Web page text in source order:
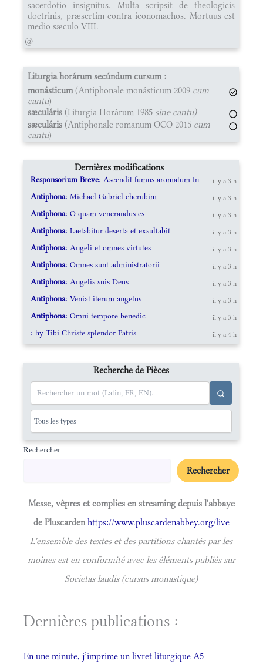
sacerdotio insignitus. Multa scripsit de theologicis
doctrinis, præsertim contra iconomachos. Mortuus est
medio sæculo VIII.
@
Liturgia horárum secúndum cursum :
monásticum(Antiphonale monásticum 2009 cum
cantu)
sæculáris (Liturgia Horárum 1985 sine cantu)
sæculáris (Antiphonale romanum OCO 2015 cum
cantu)
Dernières modifications
Responsorium Breve: Ascendit fumus aromatum In il y a 3 h
Antiphona: Michael Gabriel cherubim il y a 3 h
Antiphona: O quam venerandus es il y a 3 h
Antiphona: Laetabitur deserta et exsultabit il y a 3 h
Antiphona: Angeli et omnes virtutes il y a 3 h
Antiphona: Omnes sunt administratorii il y a 3 h
Antiphona: Angelis suis Deus il y a 3 h
Antiphona: Veniat iterum angelus il y a 3 h
Antiphona: Omni tempore benedic il y a 3 h
: hy Tibi Christe splendor Patris il y a 4 h
Recherche de Pièces
Rechercher
Rechercher
Messe, vêpres et complies en streaming depuis l'abbaye
de Pluscardenhttps://www.pluscardenabbey.org/live
L'ensemble des textes et des partitions chantés par les
moines est en conformité avec les éléments publiés sur
Societas laudis (cursus monastique)
Dernières publications :
En une minute, j’imprime un livret liturgique A5